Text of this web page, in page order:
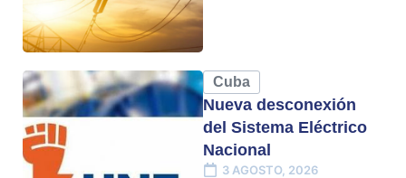
Cuba
Nueva desconexión
del Sistema Eléctrico
Nacional
3 AGOSTO, 2026